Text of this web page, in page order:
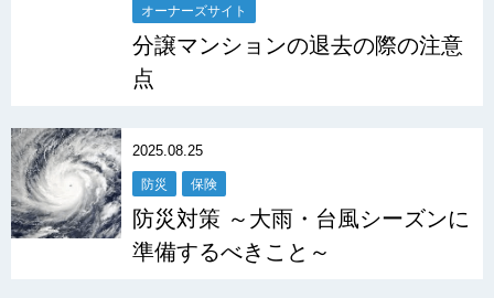
オーナーズサイト
分譲マンションの退去の際の注意
点
2025.08.25
防災 保険
防災対策 ～大雨・台風シーズンに
準備するべきこと～